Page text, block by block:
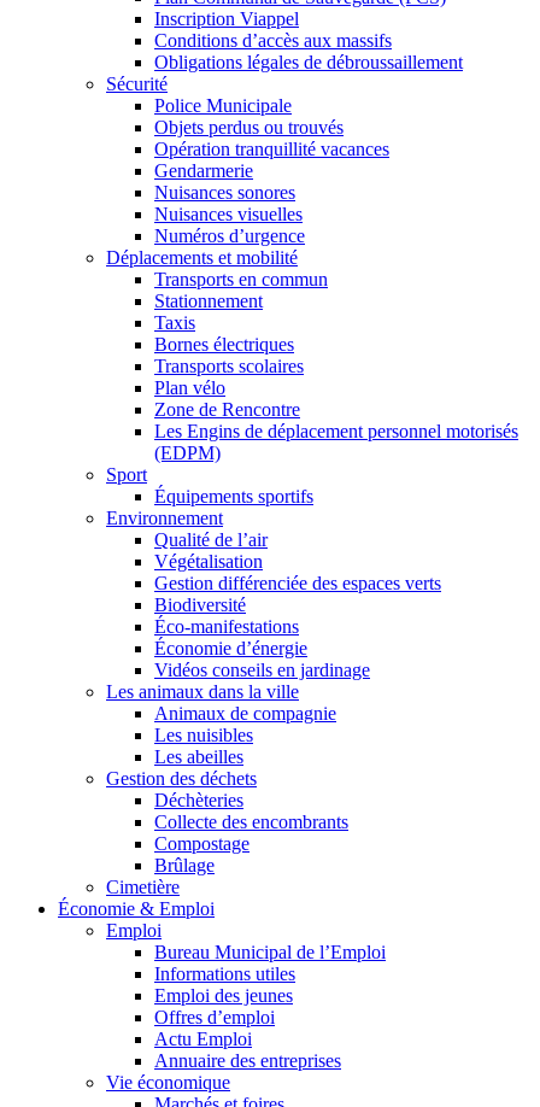
Inscription Viappel
Conditions d’accès aux massifs
Obligations légales de débroussaillement
Sécurité
Police Municipale
Objets perdus ou trouvés
Opération tranquillité vacances
Gendarmerie
Nuisances sonores
Nuisances visuelles
Numéros d’urgence
Déplacements et mobilité
Transports en commun
Stationnement
Taxis
Bornes électriques
Transports scolaires
Plan vélo
Zone de Rencontre
Les Engins de déplacement personnel motorisés
(EDPM)
Sport
Équipements sportifs
Environnement
Qualité de l’air
Végétalisation
Gestion différenciée des espaces verts
Biodiversité
Éco-manifestations
Économie d’énergie
Vidéos conseils en jardinage
Les animaux dans la ville
Animaux de compagnie
Les nuisibles
Les abeilles
Gestion des déchets
Déchèteries
Collecte des encombrants
Compostage
Brûlage
Cimetière
Économie & Emploi
Emploi
Bureau Municipal de l’Emploi
Informations utiles
Emploi des jeunes
Offres d’emploi
Actu Emploi
Annuaire des entreprises
Vie économique